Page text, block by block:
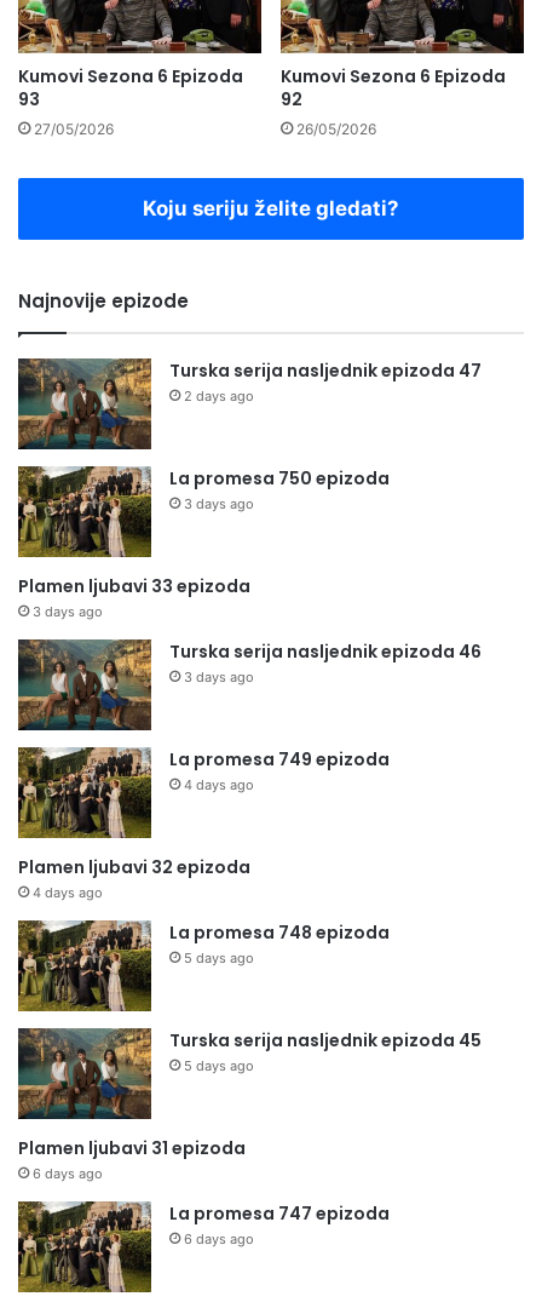
Kumovi Sezona 6 Epizoda
93
27/05/2026
Kumovi Sezona 6 Epizoda
92
26/05/2026
Koju seriju želite gledati?
Najnovije epizode
Turska serija nasljednik epizoda 47
2 days ago
La promesa 750 epizoda
3 days ago
Plamen ljubavi 33 epizoda
3 days ago
Turska serija nasljednik epizoda 46
3 days ago
La promesa 749 epizoda
4 days ago
Plamen ljubavi 32 epizoda
4 days ago
La promesa 748 epizoda
5 days ago
Turska serija nasljednik epizoda 45
5 days ago
Plamen ljubavi 31 epizoda
6 days ago
La promesa 747 epizoda
6 days ago